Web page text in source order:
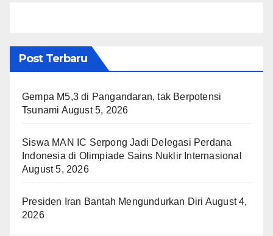
Post Terbaru
Gempa M5,3 di Pangandaran, tak Berpotensi
Tsunami August 5, 2026
Siswa MAN IC Serpong Jadi Delegasi Perdana
Indonesia di Olimpiade Sains Nuklir Internasional
August 5, 2026
Presiden Iran Bantah Mengundurkan Diri August 4,
2026